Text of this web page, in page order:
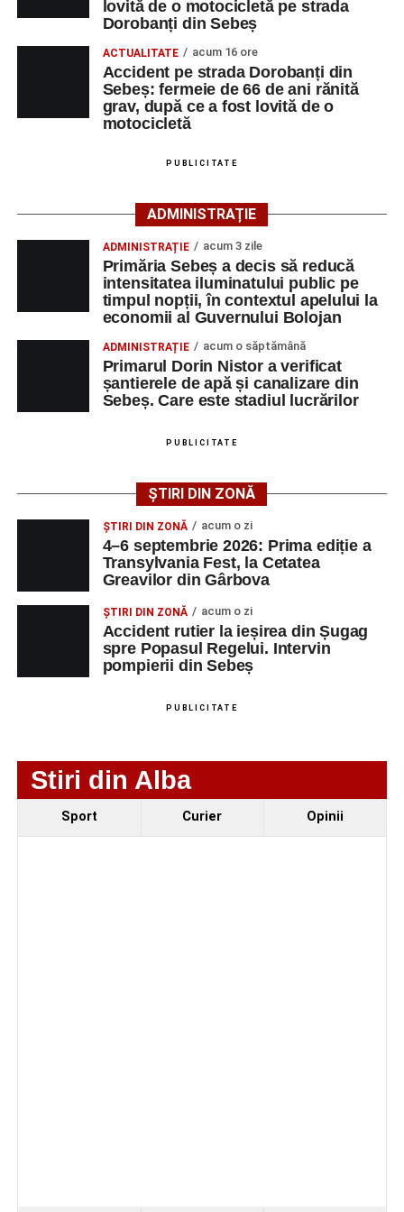
de 66 de ani rănită grav, după ce a fost lovită de o
motocicletă
4–6 septembrie 2026: Prima ediție a Transylvania
Fest, la Cetatea Greavilor din Gârbova
un echipaj de Terapie Intensivă Mobilă, pentru acordarea
primului ajutor medical și asigurarea măsurilor specifice.
Polițiștii s-au deplasat la fața locului pentru efectuarea
cercetărilor și stabilirea împrejurărilor exacte în care s-a
produs accidentul. De asemenea, aceștia acționează
66 ani, va fi transportată la UPU Alba Iulia”
Adaugă-ne ca sursă preferată
Urmărește-ne pe Google News
Ultimele știri din Sebeș
Femeie de 66 de ani, transportată în stare gravă la
strada Dorobanți din Sebeș
Accident pe strada Dorobanți din Sebeș: fermeie
de 66 de ani rănită grav, după ce a fost lovită de o
motocicletă
4–6 septembrie 2026: Prima ediție a Transylvania
Fest, la Cetatea Greavilor din Gârbova
lovită de o motocicletă pe strada
Dorobanți din Sebeș
ACTUALITATE acum 16 ore
Accident pe strada Dorobanți din
Sebeș: fermeie de 66 de ani rănită
grav, după ce a fost lovită de o
motocicletă
PUBLICITATE
ADMINISTRAȚIE
ADMINISTRAȚIE acum 3 zile
Primăria Sebeș a decis să reducă
intensitatea iluminatului public pe
timpul nopții, în contextul apelului la
economii al Guvernului Bolojan
ADMINISTRAȚIE acum o săptămână
Primarul Dorin Nistor a verificat
șantierele de apă și canalizare din
Sebeș. Care este stadiul lucrărilor
PUBLICITATE
ȘTIRI DIN ZONĂ
ȘTIRI DIN ZONĂ acum o zi
4–6 septembrie 2026: Prima ediție a
Transylvania Fest, la Cetatea
Greavilor din Gârbova
ȘTIRI DIN ZONĂ acum o zi
Accident rutier la ieșirea din Șugag
spre Popasul Regelui. Intervin
pompierii din Sebeș
PUBLICITATE
Stiri din Alba
Sport Curier Opinii